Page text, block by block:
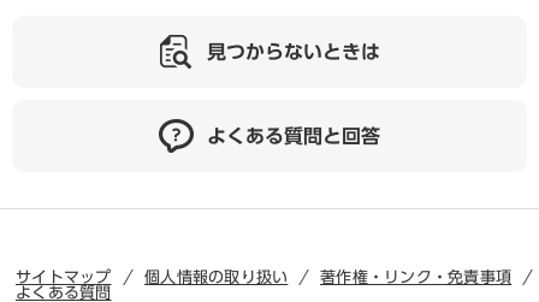
見つからないときは
よくある質問と回答
サイトマップ 個人情報の取り扱い
著作権・リンク・免責事項
よくある質問